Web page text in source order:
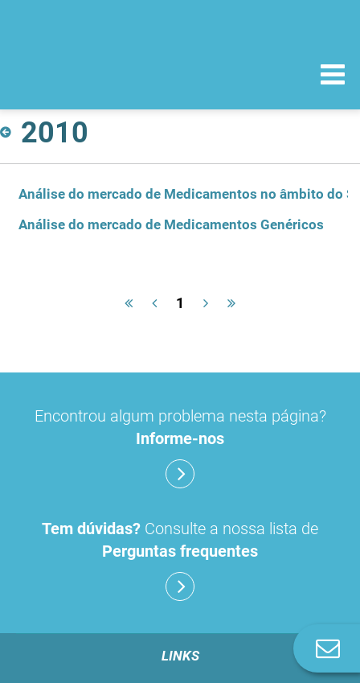
2010
Análise do mercado de Medicamentos no âmbito do
Análise do mercado de Medicamentos Genéricos
1
Encontrou algum problema nesta página?
Informe-nos
Tem dúvidas? Consulte a nossa lista de
Perguntas frequentes
LINKS